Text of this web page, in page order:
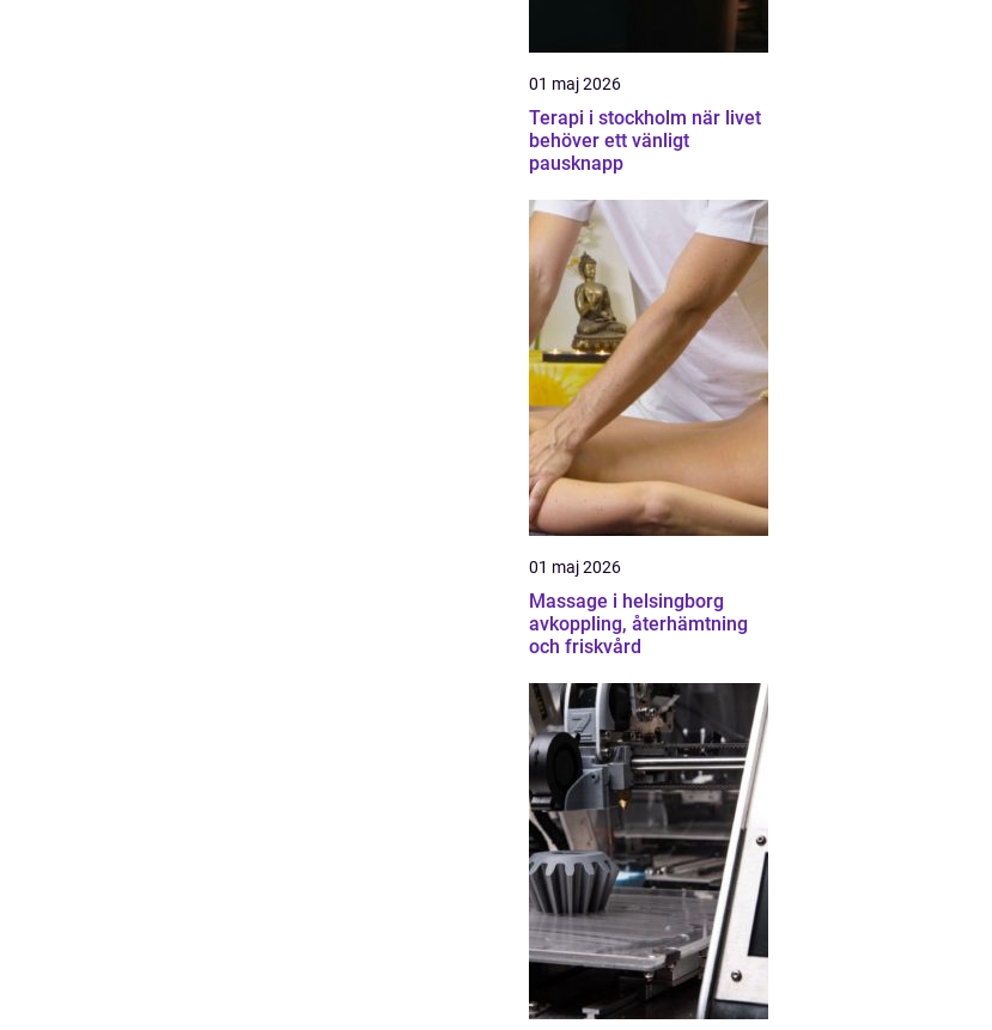
01 maj 2026
Terapi i stockholm när livet
behöver ett vänligt
pausknapp
01 maj 2026
Massage i helsingborg
avkoppling, återhämtning
och friskvård